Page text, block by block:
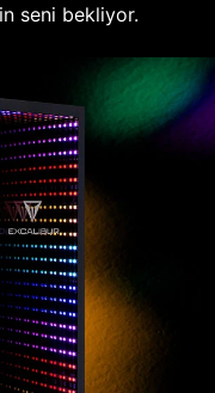
seni bekliyor.